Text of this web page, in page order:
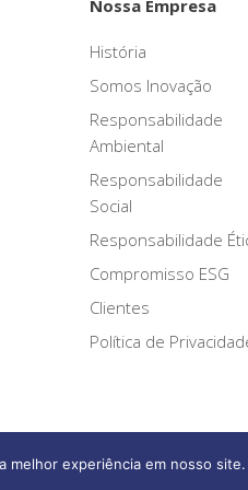
Nossa Empresa
História
Somos Inovação
Responsabilidade
Ambiental
Responsabilidade
Social
Responsabilidade
Compromisso ESG
Clientes
Política de
Afonso
melhor experiência em nosso